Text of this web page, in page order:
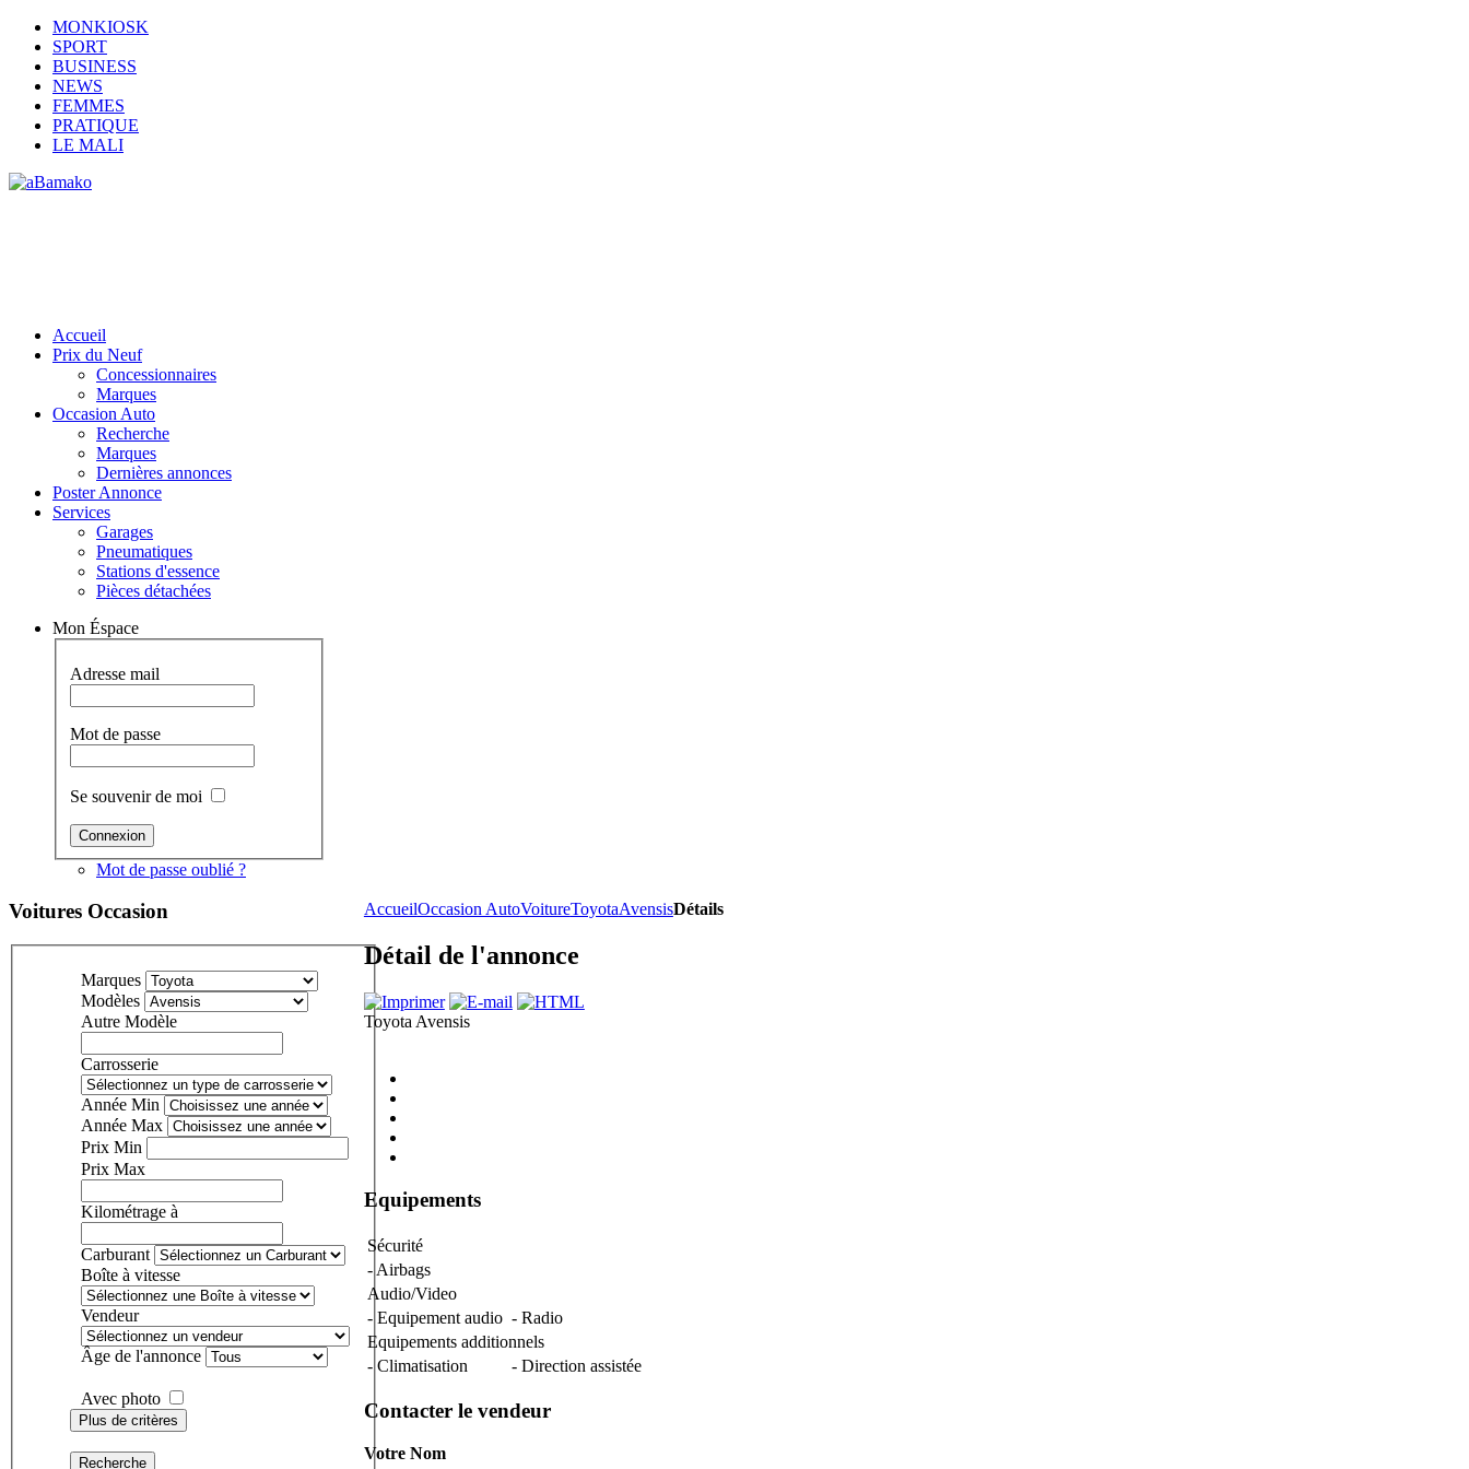
MONKIOSK
SPORT
BUSINESS
NEWS
FEMMES
PRATIQUE
LE MALI
Accueil
Prix du Neuf
Concessionnaires
Marques
Occasion Auto
Recherche
Marques
Dernières annonces
Poster Annonce
Services
Garages
Pneumatiques
Stations d'essence
Pièces détachées
Mon Éspace
Adresse mail
Mot de passe
Se souvenir de moi
Mot de passe oublié ?
AccueilOccasion AutoVoitureToyotaAvensisDétails
Détail de l'annonce
Toyota Avensis
Equipements
Sécurité
- Airbags
Audio/Video
- Equipement audio - Radio
Equipements additionnels
- Climatisation
- Direction assistée
Contacter le vendeur
Votre Nom
Voitures Occasion
Marques
Modèles
Autre Modèle
Carrosserie
Année Min
Année Max
Prix Min
Prix Max
Kilométrage à
Carburant
Boîte à vitesse
Vendeur
Âge de l'annonce
Avec photo
Plus de critères
Recherche